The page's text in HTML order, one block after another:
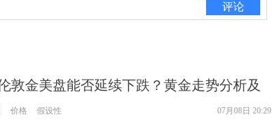
评论
敦金美盘能否延续下跌？黄金走势分析及
价格 假设性 07月08日 20:29